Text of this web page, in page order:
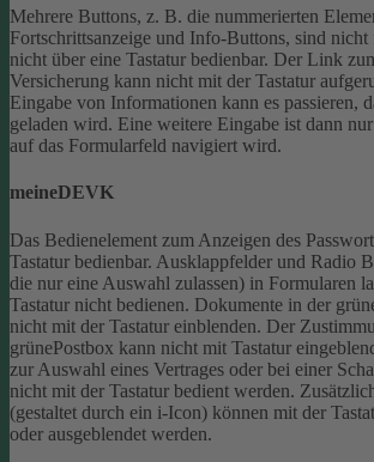
Mehrere Buttons, z. B. die nummerierten
Fortschrittsanzeige und Info-Buttons, sind nicht
nicht über eine Tastatur bedienbar. Der Link
Versicherung kann nicht mit der Tastatur
Eingabe von Informationen kann es passieren,
geladen wird. Eine weitere Eingabe ist dann
auf das Formularfeld navigiert wird.
meineDEVK
Das Bedienelement zum Anzeigen des
Tastatur bedienbar. Ausklappfelder und Radio
die nur eine Auswahl zulassen) in Formularen
Tastatur nicht bedienen. Dokumente in der
nicht mit der Tastatur einblenden. Der
grünePostbox kann nicht mit Tastatur
zur Auswahl eines Vertrages oder bei einer
nicht mit der Tastatur bedient werden.
(gestaltet durch ein i-Icon) können mit der
oder ausgeblendet werden.